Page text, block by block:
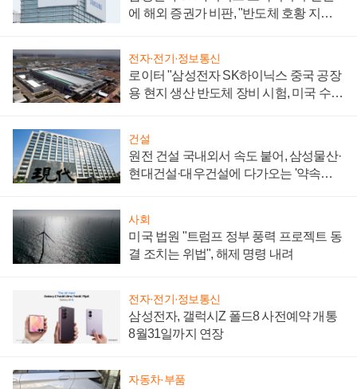
에 해외 증권가 비판, "반도체 호황 지속
전자·전기·정보통신
로이터 "삼성전자 SK하이닉스 중국 공장
용 현지 생산 반도체 장비 시험, 미국 수출
건설
원전 건설 국내외서 속도 붙어, 삼성물산·
현대건설·대우건설에 다가오는 '약속의
사회
미국 법원 "트럼프 정부 풍력 프로젝트 동
결 조치는 위법", 해제 명령 내려
전자·전기·정보통신
삼성전자, 갤럭시Z 폴드8 사전예약 개통
8월31일까지 연장
자동차·부품